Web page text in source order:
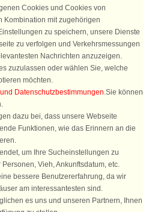
Fans an
von 25 €für Ihren nächsten
einfach für den DanCenter Newsletter
Angebote, Gewinnspiele und
Cookies und Cookies von
Kombination mit zugehörigen
zu speichern, unsere Dienste
zu verfolgen und Verkehrsmessungen
Nachrichten anzuzeigen.
zuzulassen oder wählen Sie, welche
möchten.
Datenschutzbestimmungen.Sie können
dazu bei, dass unsere Webseite
Funktionen, wie das Erinnern an die
um Ihre Sucheinstellungen zu
Vieh, Ankunftsdatum, etc.
bessere Benutzererfahrung, da wir
am interessantesten sind.
es uns und unseren Partnern, Ihnen